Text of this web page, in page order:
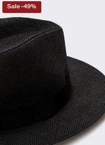
Sale-49%